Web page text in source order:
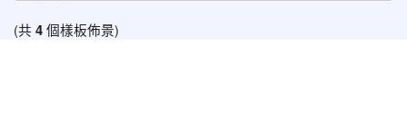
(共 4個樣板佈景)